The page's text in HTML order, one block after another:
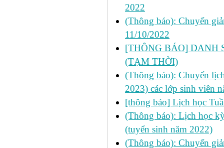
2022
(Thông báo): Chuyển
11/10/2022
[THÔNG BÁO] DANH
(TẠM THỜI)
(Thông báo): Chuyển
2023) các lớp sinh viên
[thông báo] Lịch học
(Thông báo): Lịch học
(tuyển sinh năm 2022)
(Thông báo): Chuyển